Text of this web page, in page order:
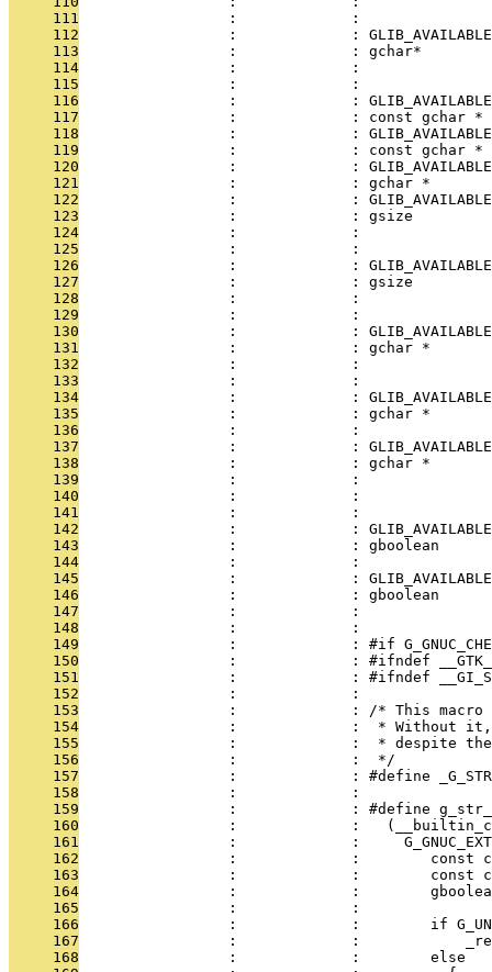
     111
:             :
     112
:             :
     113
:             : gchar*
     114
:             :
     115
:             :
     116
:             :
     117
:             : const gchar
     118
:             :
     119
:             : const gchar
     120
:             :
     121
:             : gchar *
     122
:             :
     123
:             : gsize
     124
:             :
     125
:             :
     126
:             :
     127
:             : gsize
     128
:             :
     129
:             :
     130
:             :
     131
:             : gchar *
     132
:             :
     133
:             :
     134
:             :
     135
:             : gchar *
     136
:             :
     137
:             :
     138
:             : gchar *
     139
:             :
     140
:             :
     141
                 :             :
     142
:             :
     143
:             : gboolean
     144
:             :
     145
:             :
     146
:             : gboolean
     147
:             :
     148
                 :             :
     149
:             : #if
     150
:             : #ifndef
     151
:             : #ifndef
     152
                 :             :
     153
:             : /* This
     154
:             :  * Without
     155
:             :  * despite
     156
                 :             :  */
     157
:             : #define
     158
                 :             :
     159
:             : #define
     160
:             :
     161
:             :
     162
:             :        const
     163
:             :        const
     164
:             :
     165
:             :
     166
:             :        if
     167
:             :
     168
:             :        else